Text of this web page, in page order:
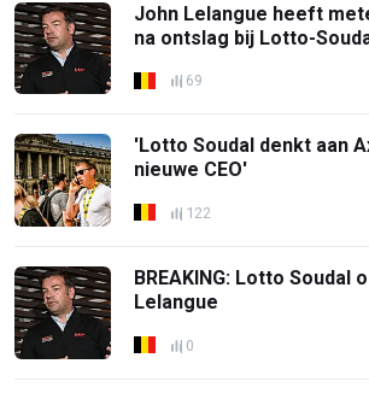
John Lelangue heeft
na ontslag bij Lotto-
69
'Lotto Soudal denkt aan
nieuwe CEO'
122
BREAKING: Lotto Soudal
Lelangue
0